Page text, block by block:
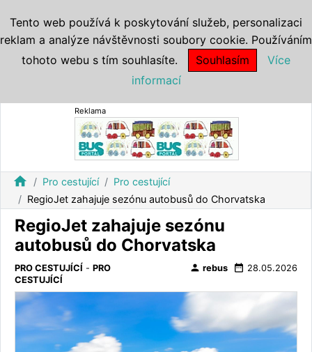
Reklama
home Pro cestující
Pro cestující
RegioJet zahajuje sezónu autobusů do Chorvatska
RegioJet zahajuje sezónu
autobusů do Chorvatska
PRO CESTUJÍCÍ - PRO
CESTUJÍCÍ
person rebus date_range 28.05.2026
Tento web používá k poskytování služeb, personalizaci
reklam a analýze návštěvnosti soubory cookie. Používáním
tohoto webu s tím souhlasíte.
Souhlasím
Více
informací